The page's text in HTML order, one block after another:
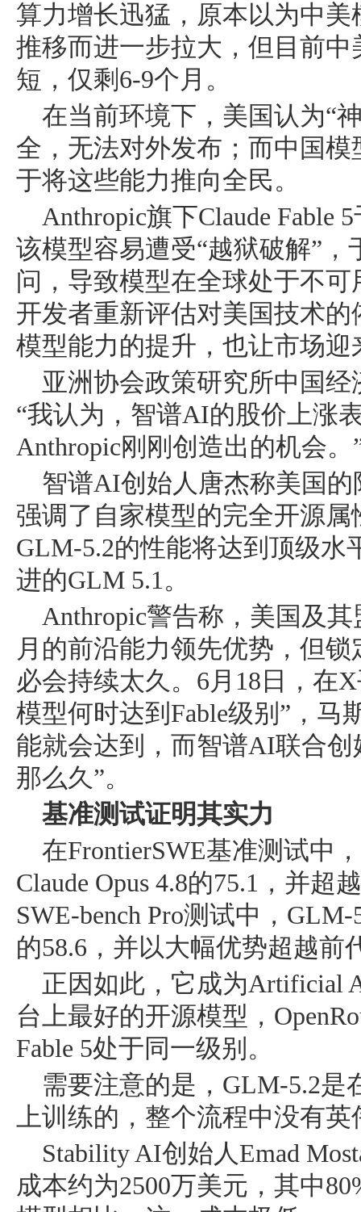
算力增长迅猛，原本以为中
推移而进一步拉大，但目前
短，仅剩6-9个月。
在当前环境下，美国认为“
全，无法对外发布；而中国
于将这些能力推向全民。
Anthropic旗下Claude Fable
该模型容易遭受“越狱破解”
问，导致模型在全球处于不
开发者重新评估对美国技术
模型能力的提升，也让市场迎
亚洲协会政策研究所中国
“我认为，智谱AI的股价上涨
Anthropic刚刚创造出的机会。
智谱AI创始人唐杰称美国
强调了自家模型的完全开源
GLM-5.2的性能将达到顶级水
进的GLM 5.1。
Anthropic警告称，美国及
月的前沿能力领先优势，但
必会持续太久。6月18日，在
模型何时达到Fable级别”，马
能就会达到，而智谱AI联合
那么久”。
基准测试证明其实力
在FrontierSWE基准测试中
Claude Opus 4.8的75.1，并超
SWE-bench Pro测试中，
的58.6，并以大幅优势超越前
正因如此，它成为Artificial
台上最好的开源模型，
Fable 5处于同一级别。
需要注意的是，GLM-5.2是
上训练的，整个流程中没有英
Stability AI创始人Emad
成本约为2500万美元，其中